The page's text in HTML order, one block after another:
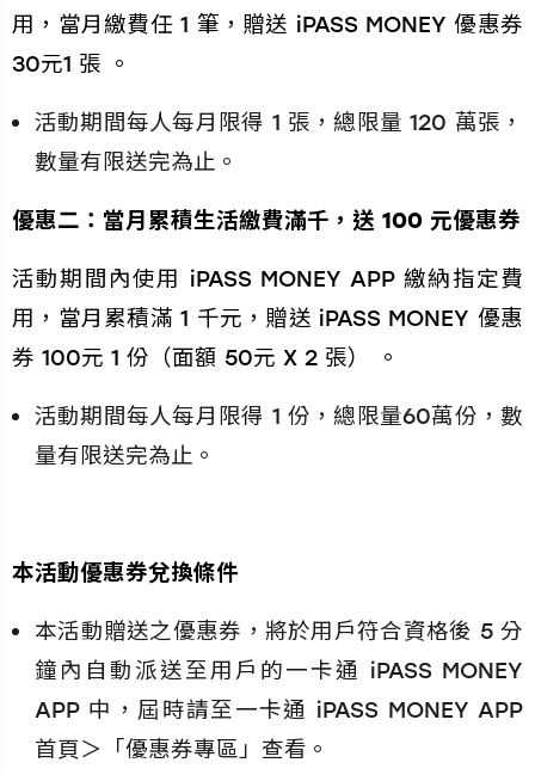
用，當月繳費任 1 筆，贈送 iPASS MONEY 優惠券
30元1 張 。
活動期間每人每月限得 1 張，總限量 120 萬張，
數量有限送完為止。
優惠二：當月累積生活繳費滿千，送 100 元優惠券
活動期間內使用 iPASS MONEY APP 繳納指定費
用，當月累積滿 1 千元，贈送 iPASS MONEY 優惠
券 100元 1 份（面額 50元 X 2 張） 。
活動期間每人每月限得 1 份，總限量60萬份，數
量有限送完為止。
本活動優惠券兌換條件
本活動贈送之優惠券，將於用戶符合資格後 5 分
鐘內自動派送至用戶的一卡通 iPASS MONEY
APP 中，屆時請至一卡通 iPASS MONEY APP
首頁＞「優惠券專區」查看。